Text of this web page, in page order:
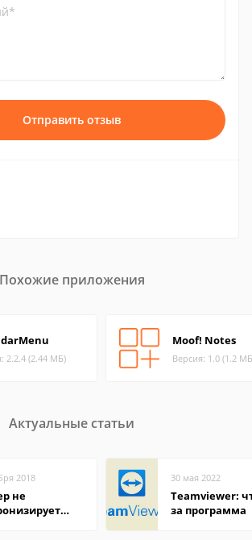
Отправить отзыв
Похожие приложения
2.2.4 (2.44 МБ)
Moof! Notes
Версия: 1.0 (1.2
Актуальные статьи
2018
не
30 мая 2022
Teamviewer:
за программа